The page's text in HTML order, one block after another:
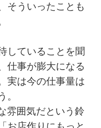
そういったことも
していることを聞
仕事が膨大になる
実は今の仕事量は
。
雰囲気だという鈴